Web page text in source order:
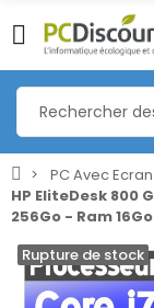
PC Avec Ecran
HP EliteDesk 800
256Go - Ram
Rupture de stock